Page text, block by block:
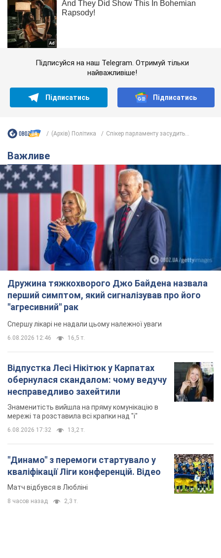
Підписуйся на наш Telegram. Отримуй тільки
найважливіше!
Підписатись Підписатись
(Архів) Політика Спікер парламенту засудить...
Важливе
Дружина тяжкохворого Джо Байдена назвала
перший симптом, який сигналізував про його
"агресивний" рак
Спершу лікарі не надали цьому належної уваги
6.08.2026 12:46 16,5 т.
Відпустка Лесі Нікітюк у Карпатах
обернулася скандалом: чому ведучу
несправедливо захейтили
Знаменитість вийшла на пряму комунікацію в
мережі та розставила всі крапки над "і"
6.08.2026 17:32 13,2 т.
"Динамо" з перемоги стартувало у
кваліфікації Ліги конференцій. Відео
Матч відбувся в Любліні
8 часов назад 2,3 т.